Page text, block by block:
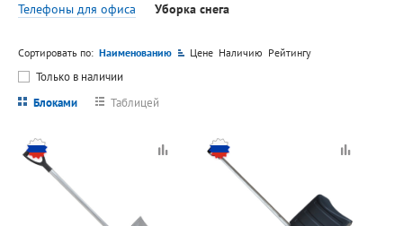
Телефоны для офиса
Уборка снега
Сортировать по: Наименованию Цене Наличию Рейтингу
Только в наличии
Блоками
Таблицей